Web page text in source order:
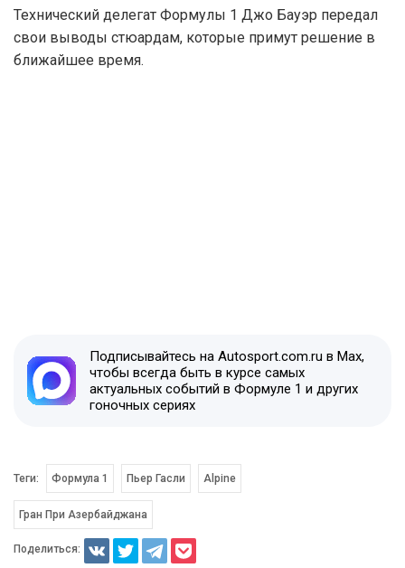
Технический делегат Формулы 1 Джо Бауэр передал
свои выводы стюардам, которые примут решение в
ближайшее время.
Подписывайтесь на Autosport.com.ru в Max,
чтобы всегда быть в курсе самых
актуальных событий в Формуле 1 и других
гоночных сериях
Теги: Формула 1 Пьер Гасли Alpine
Гран При Азербайджана
Поделиться: